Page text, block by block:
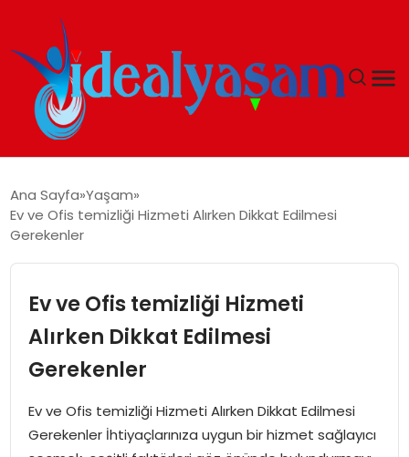
GÜNDEM
İDEAL SPOR
YAŞAM
Ana Sayfa Yaşam
Ev ve Ofis temizliği Hizmeti Alırken Dikkat Edilmesi
Gerekenler
Ev ve Ofis temizliği Hizmeti
Alırken Dikkat Edilmesi
Gerekenler
Ev ve Ofis temizliği Hizmeti Alırken Dikkat Edilmesi
Gerekenler İhtiyaçlarınıza uygun bir hizmet sağlayıcı